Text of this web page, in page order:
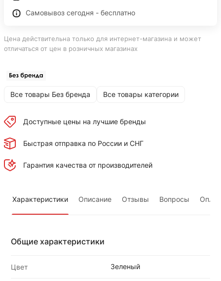
Самовывоз сегодня - бесплатно
Цена действительна только для интернет-магазина и может
отличаться от цен в розничных магазинах
Все товары Без бренда Все товары категории
Доступные цены на лучшие бренды
Быстрая отправка по России и СНГ
Гарантия качества от производителей
Характеристики Описание Отзывы Вопросы
Общие характеристики
Цвет Зеленый